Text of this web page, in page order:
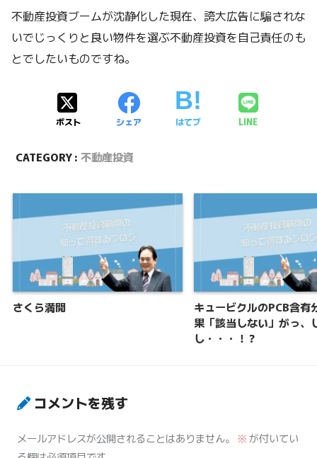
不動産投資ブームが沈静化した現在、誇大広告に騙されな
いでじっくりと良い物件を選ぶ不動産投資を自己責任のも
とでしたいものですね。
ポスト シェア はてブ LINE
CATEGORY : 不動産投資
さくら満開
キュービクルのPCB含有
果「該当しない」がっ、
し・・・！？
コメントを残す
メールアドレスが公開されることはありません。 ※が付いてい